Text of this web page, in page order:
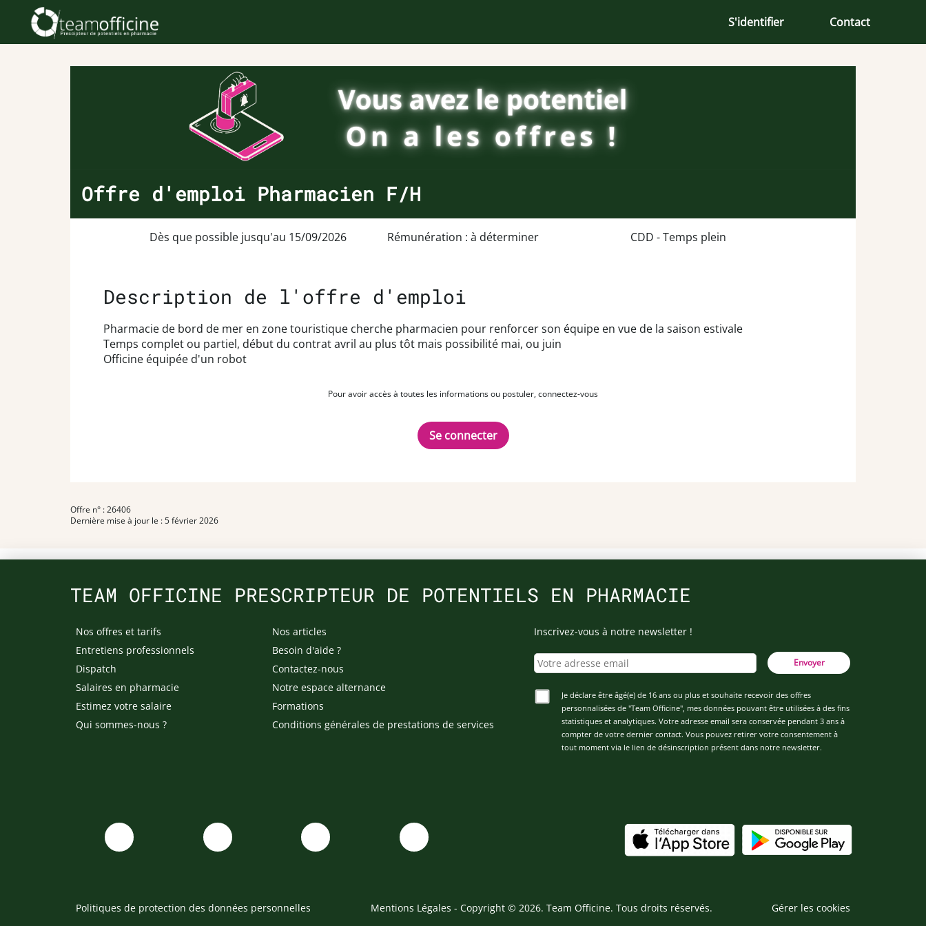
S'identifier Contact
Offre d'emploi Pharmacien F/H
Dès que possible jusqu'au 15/09/2026 Rémunération : à déterminer CDD - Temps plein
Description de l'offre d'emploi
Pharmacie de bord de mer en zone touristique cherche pharmacien pour renforcer son équipe en vue de la saison estivale
Temps complet ou partiel, début du contrat avril au plus tôt mais possibilité mai, ou juin
Officine équipée d'un robot
Pour avoir accès à toutes les informations ou postuler, connectez-vous
Se connecter
Offre n° : 26406
Dernière mise à jour le : 5 février 2026
TEAM OFFICINE PRESCRIPTEUR DE POTENTIELS EN PHARMACIE
Nos offres et tarifs
Entretiens professionnels
Dispatch
Salaires en pharmacie
Estimez votre salaire
Qui sommes-nous ?
Nos articles
Besoin d'aide ?
Contactez-nous
Notre espace alternance
Formations
Conditions générales de prestations de services
Inscrivez-vous à notre newsletter !
Envoyer
Je déclare être âgé(e) de 16 ans ou plus et souhaite recevoir des offres
personnalisées de "Team Officine", mes données pouvant être utilisées à des fins
statistiques et analytiques. Votre adresse email sera conservée pendant 3 ans à
compter de votre dernier contact. Vous pouvez retirer votre consentement à
tout moment via le lien de désinscription présent dans notre newsletter.
Politiques de protection des données personnelles Mentions Légales - Copyright © 2026. Team Officine. Tous droits réservés. Gérer les cookies